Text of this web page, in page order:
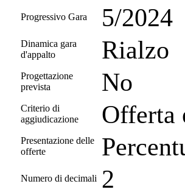
Progressivo Gara 5/2024
Dinamica gara
d'appalto
Rialzo
Progettazione
prevista
No
Criterio di
aggiudicazione
Offerta
Presentazione delle
offerte
Numero di decimali 2